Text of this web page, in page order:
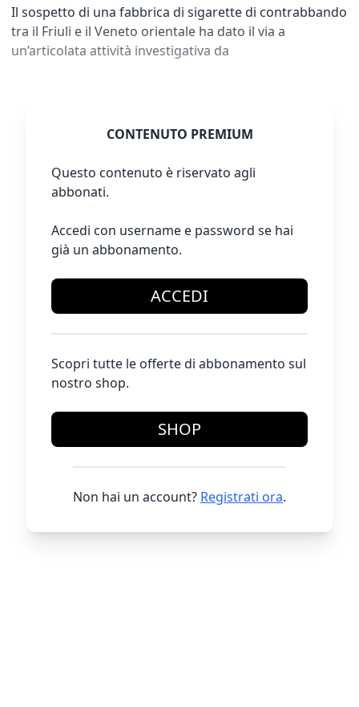
Il sospetto di una fabbrica di sigarette di contrabbando
tra il Friuli e il Veneto orientale ha dato il via a
un’articolata attività investigativa da
CONTENUTO PREMIUM
Questo contenuto è riservato agli
abbonati.
Accedi con username e password se hai
già un abbonamento.
ACCEDI
Scopri tutte le offerte di abbonamento sul
nostro shop.
SHOP
Non hai un account? Registrati ora.